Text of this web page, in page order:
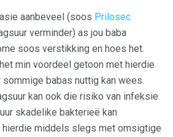
aanbeveel (soos Prilosec
verminder) as jou baba
soos verstikking en hoes het.
min voordeel getoon met hierdie
babas nuttig kan wees.
kan ook die risiko van infeksie
skadelike bakterieë kan
hierdie middels slegs met omsigtige